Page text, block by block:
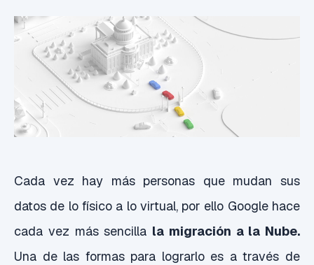
Cada vez hay más personas que mudan sus
datos de lo físico a lo virtual, por ello Google hace
cada vez más sencilla la migración a la Nube.
Una de las formas para lograrlo es a través de